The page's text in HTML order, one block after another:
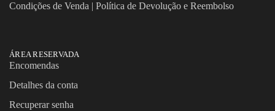
Condições de Venda | Política de Devolução e Reembolso
ÁREA RESERVADA
Encomendas
Detalhes da conta
Recuperar senha